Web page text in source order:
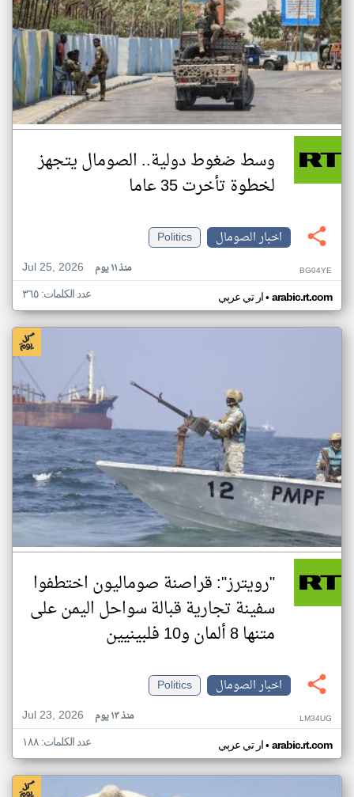
وسط ضغوط دولية.. الصومال يتجهز
لخطوة تأخرت 35 عاما
اخبار الصومال
Politics
Jul 25, 2026
منذ ١١ يوم BG04YE
ار تي عربي• arabic.rt.com عدد الكلمات: ٣٦٥
"رويترز": قراصنة صوماليون اختطفوا
سفينة تجارية قبالة سواحل اليمن على
متنها 8 ألمان و10 فلبينيين
اخبار الصومال
Politics
Jul 23, 2026
منذ ١٣ يوم LM34UG
ار تي عربي• arabic.rt.com عدد الكلمات: ١٨٨